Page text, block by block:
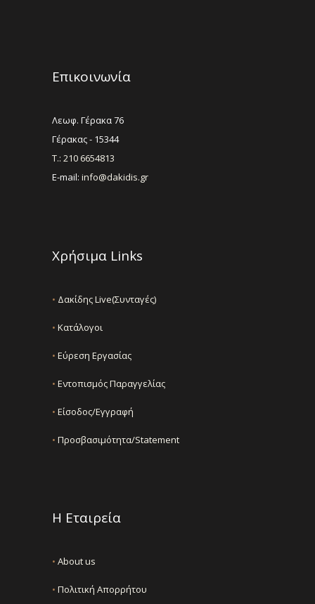
Επικοινωνία
Λεωφ. Γέρακα 76
Γέρακας - 15344
Τ.: 210 6654813
E-mail: info@dakidis.gr
Χρήσιμα Links
• Δακίδης Live(Συνταγές)
• Κατάλογοι
• Εύρεση Εργασίας
• Εντοπισμός Παραγγελίας
• Είσοδος/Εγγραφή
• Προσβασιμότητα/Statement
Η Εταιρεία
• About us
• Πολιτική Απορρήτου